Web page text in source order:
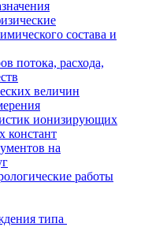
состава и
потока, расхода,
величин
ионизирующих
констант
на
работы
типа